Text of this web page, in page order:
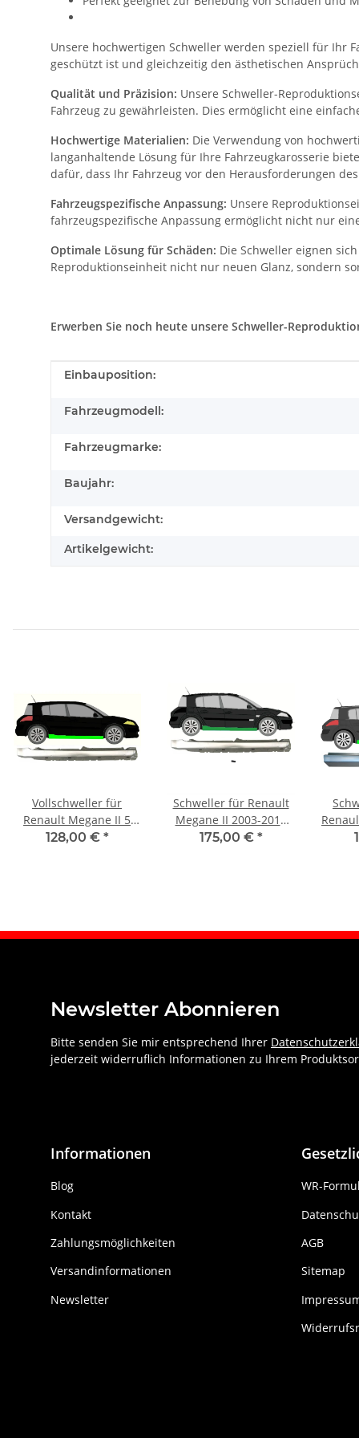
Unsere hochwertigen Schweller werden speziell für Ihr
geschützt ist und gleichzeitig den ästhetischen
Qualität und Präzision: Unsere Schweller-
Fahrzeug zu gewährleisten. Dies ermöglicht eine
Hochwertige Materialien: Die Verwendung von
langanhaltende Lösung für Ihre Fahrzeugkarosserie
dafür, dass Ihr Fahrzeug vor den Herausforderungen
Fahrzeugspezifische Anpassung: Unsere
fahrzeugspezifische Anpassung ermöglicht nicht nur
Optimale Lösung für Schäden: Die Schweller eignen
Reproduktionseinheit nicht nur neuen Glanz, sondern
Erwerben Sie noch heute unsere Schweller-
Produkteigenschaft
Wert
Einbauposition:
Fahrzeugmodell:
Fahrzeugmarke:
Baujahr:
Versandgewicht:
Artikelgewicht:
Vollschweller für
Renault Megane II 5
Türer 2003 – 2012
128,00 € *
Schweller für Renault
Megane II 2003-2012
rechts (4 Türer)
175,00 € *
Newsletter Abonnieren
Bitte senden Sie mir entsprechend Ihrer
jederzeit widerruflich Informationen zu Ihrem
Informationen
Blog
Kontakt
Zahlungsmöglichkeiten
Versandinformationen
Newsletter
WR-
AGB
Sitemap